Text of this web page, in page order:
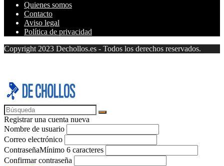
Quienes somos
Contacto
Aviso legal
Política de privacidad
Copyright 2023 Dechollos.es - Todos los derechos reservados.
Registrar una cuenta nueva
Nombre de usuario
Correo electrónico
ContraseñaMínimo 6 caracteres
Confirmar contraseña